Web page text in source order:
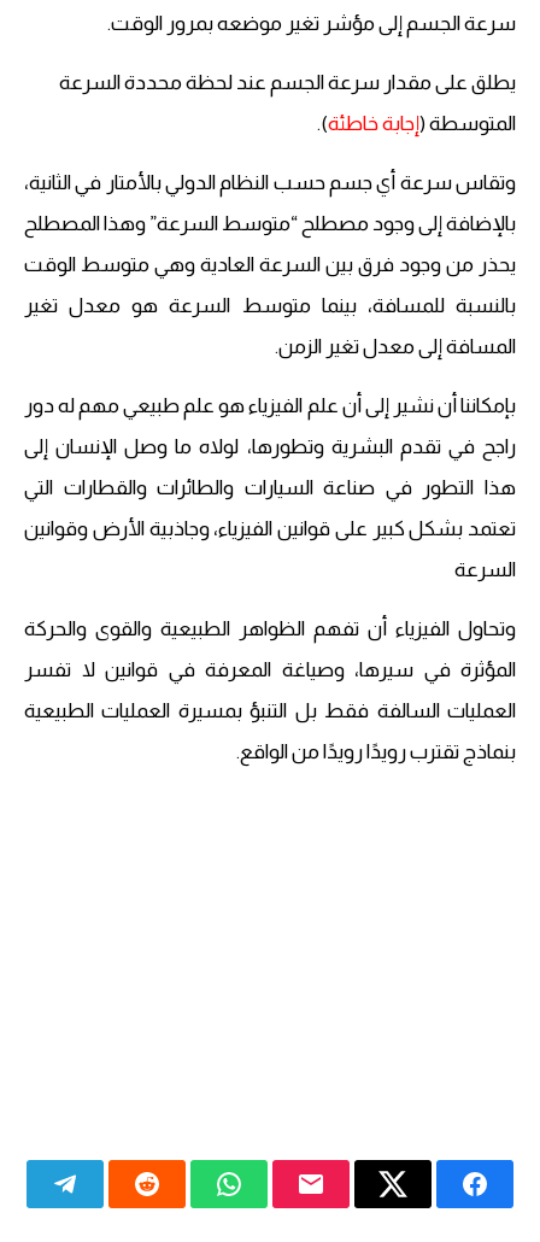
سرعة الجسم إلى مؤشر تغير موضعه بمرور الوقت.
يطلق على مقدار سرعة الجسم عند لحظة محددة السرعة
المتوسطة (إجابة خاطئة).
وتقاس سرعة أي جسم حسب النظام الدولي بالأمتار في الثانية،
بالإضافة إلى وجود مصطلح “متوسط ​​السرعة” وهذا المصطلح
يحذر من وجود فرق بين السرعة العادية وهي متوسط ​​الوقت
بالنسبة للمسافة، بينما متوسط ​​السرعة هو معدل تغير
المسافة إلى معدل تغير الزمن.
بإمكاننا أن نشير إلى أن علم الفيزياء هو علم طبيعي مهم له دور
راجح في تقدم البشرية وتطورها، لولاه ما وصل الإنسان إلى
هذا التطور في صناعة السيارات والطائرات والقطارات التي
تعتمد بشكل كبير على قوانين الفيزياء، وجاذبية الأرض وقوانين
السرعة
وتحاول الفيزياء أن تفهم الظواهر الطبيعية والقوى والحركة
المؤثرة في سيرها، وصياغة المعرفة في قوانين لا تفسر
العمليات السالفة فقط بل التنبؤ بمسيرة العمليات الطبيعية
بنماذج تقترب رويدًا رويدًا من الواقع.